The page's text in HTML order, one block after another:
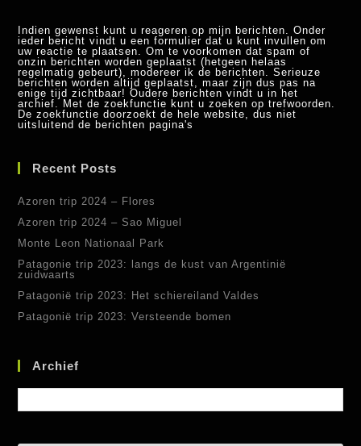
Indien gewenst kunt u reageren op mijn berichten. Onder
ieder bericht vindt u een formulier dat u kunt invullen om
uw reactie te plaatsen. Om te voorkomen dat spam of
onzin berichten worden geplaatst (hetgeen helaas
regelmatig gebeurt), modereer ik de berichten. Serieuze
berichten worden altijd geplaatst, maar zijn dus pas na
enige tijd zichtbaar! Oudere berichten vindt u in het
archief. Met de zoekfunctie kunt u zoeken op trefwoorden.
De zoekfunctie doorzoekt de hele website, dus niet
uitsluitend de berichten pagina's
Recent Posts
Azoren trip 2024 – Flores
Azoren trip 2024 – Sao Miguel
Monte Leon Nationaal Park
Patagonie trip 2023: langs de kust van Argentinië
zuidwaarts
Patagonië trip 2023: Het schiereiland Valdes
Patagonië trip 2023: Versteende bomen
Archief
Archief